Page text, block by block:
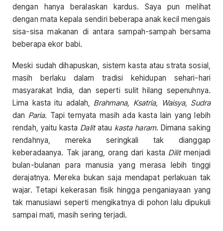
dengan hanya beralaskan kardus. Saya pun melihat
dengan mata kepala sendiri beberapa anak kecil mengais
sisa-sisa makanan di antara sampah-sampah bersama
beberapa ekor babi.
Meski sudah dihapuskan, sistem kasta atau strata sosial,
masih berlaku dalam tradisi kehidupan sehari-hari
masyarakat India, dan seperti sulit hilang sepenuhnya.
Lima kasta itu adalah, Brahmana, Ksatria, Waisya, Sudra
dan Paria. Tapi ternyata masih ada kasta lain yang lebih
rendah, yaitu kasta Dalitatau kasta haram. Dimana saking
rendahnya, mereka seringkali tak dianggap
keberadaanya. Tak jarang, orang dari kasta Dilitmenjadi
bulan-bulanan para manusia yang merasa lebih tinggi
derajatnya. Mereka bukan saja mendapat perlakuan tak
wajar. Tetapi kekerasan fisik hingga penganiayaan yang
tak manusiawi seperti mengikatnya di pohon lalu dipukuli
sampai mati, masih sering terjadi.